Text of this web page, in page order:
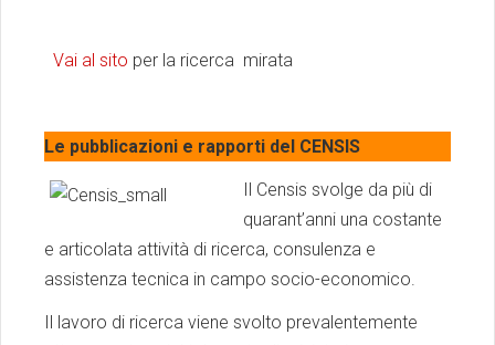
Vai al sito per la ricerca mirata
Le pubblicazioni e rapporti del CENSIS
Il Censis svolge da più di
quarant’anni una costante
e articolata attività di ricerca, consulenza e
assistenza tecnica in campo socio-economico.
Il lavoro di ricerca viene svolto prevalentemente